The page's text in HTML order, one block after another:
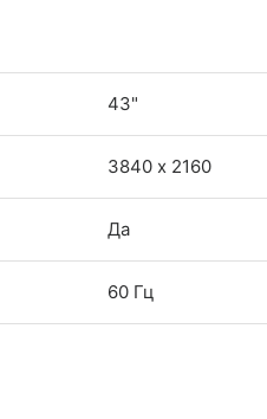
43"
3840 х 2160
Да
60 Гц